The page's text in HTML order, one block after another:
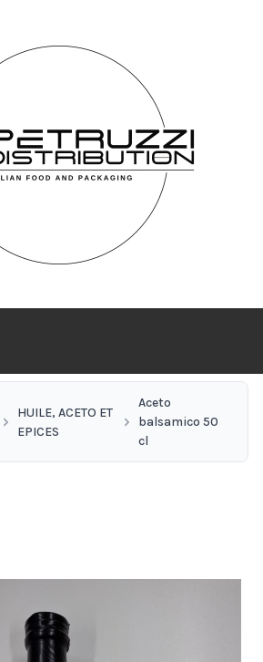
HUILE, ACETO ET
EPICES
Aceto
balsamico 50
cl